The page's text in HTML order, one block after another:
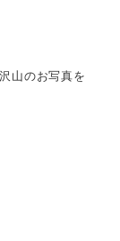
山のお写真を